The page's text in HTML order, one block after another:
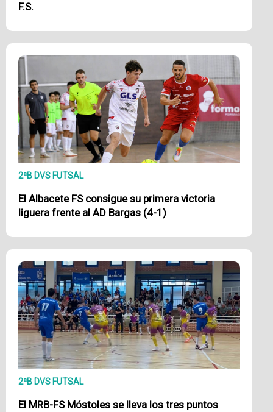
F.S.
2ªB DVS FUTSAL
El Albacete FS consigue su primera victoria
liguera frente al AD Bargas (4-1)
2ªB DVS FUTSAL
El MRB-FS Móstoles se lleva los tres puntos